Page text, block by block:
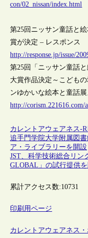
con/02_nissan/index.html
第25回ニッサン童話と
賞が決定 – レスポンス
http://response.jp/issue/
第25回「ニッサン童話と
大賞作品決定～こども
ンゆかいな絵本と童話
http://corism.221616.com/
カレントアウェアネス-R
追手門学院大学附属図
ア・ライブラリーを開設
JST、科学技術総合リン
GLOBAL」の試行提供
累計アクセス数:10731
印刷用ページ
カレントアウェアネス